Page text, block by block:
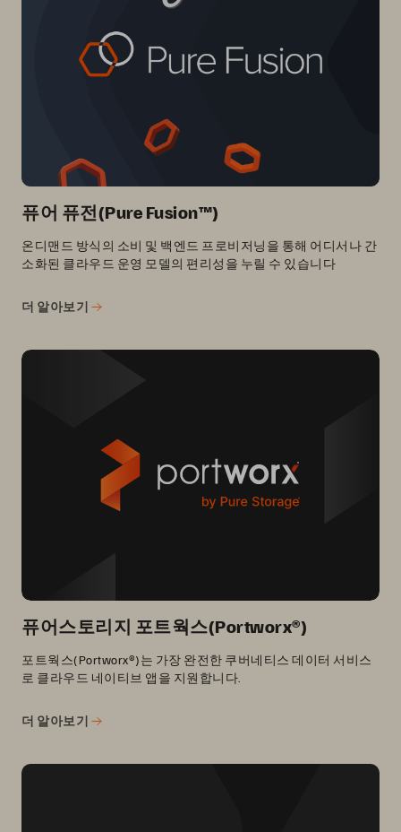
퓨어 퓨전(Pure Fusion™)
온디맨드 방식의 소비 및 백엔드 프로비저닝을 통해 어디서나 간
소화된 클라우드 운영 모델의 편리성을 누릴 수 있습니다
더 알아보기
퓨어스토리지 포트웍스(Portworx®)
포트웍스(Portworx®)는 가장 완전한 쿠버네티스 데이터 서비스
로 클라우드 네이티브 앱을 지원합니다.
더 알아보기